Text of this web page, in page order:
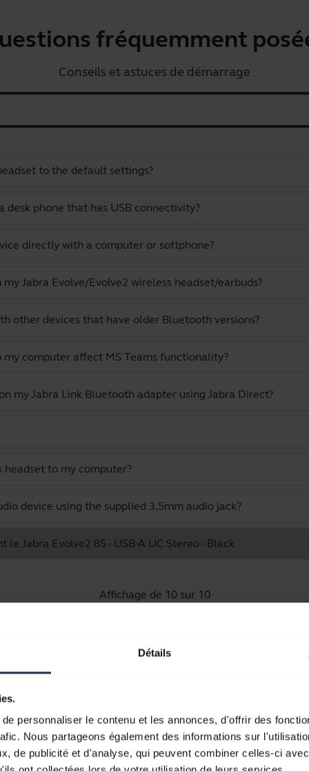
Détails
personnaliser le contenu et les annonces, d'offrir des
Nous partageons également des informations sur
de publicité et d'analyse, qui peuvent combiner celles-ci
fréquemment
Conseils et astuces de démarrage
to the default settings?
desk phone that has USB connectivity?
directly with a computer or softphone?
Jabra Evolve/Evolve2 wireless headset/earbuds?
other devices that have older Bluetooth versions?
computer affect MS Teams functionality?
my Jabra Link Bluetooth adapter using Jabra Direct?
headset to my computer?
device using the supplied 3.5mm audio jack?
Jabra Evolve2 85 - USB-A UC Stereo - Black
Affichage de 10 sur 10
Guide de démarrage rapide
Anglais